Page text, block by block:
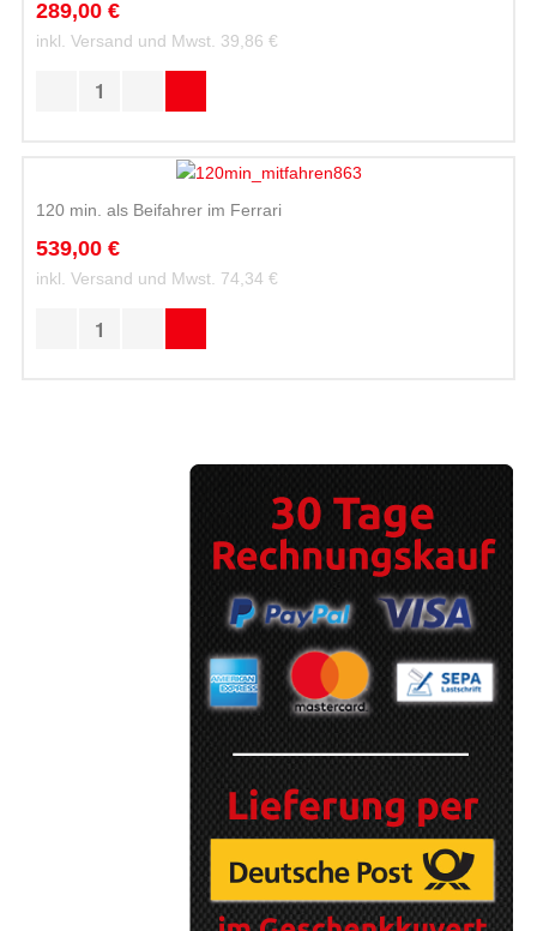
289,00 €
inkl. Versand und Mwst. 39,86 €
120 min. als Beifahrer im Ferrari
539,00 €
inkl. Versand und Mwst. 74,34 €